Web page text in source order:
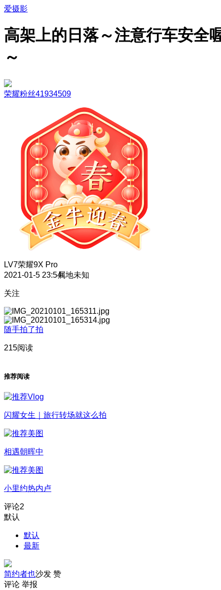
爱摄影
高架上的日落～注意行车安全
～
荣耀粉丝41934509
LV7荣耀9X Pro
2021-01-5 23:54属地未知
关注
随手拍了拍
215阅读
推荐阅读
闪耀女生｜旅行转场就这么拍
相遇朝晖中
小里约热内卢
评论2
默认
默认
最新
简约者也沙发 赞
评论 举报